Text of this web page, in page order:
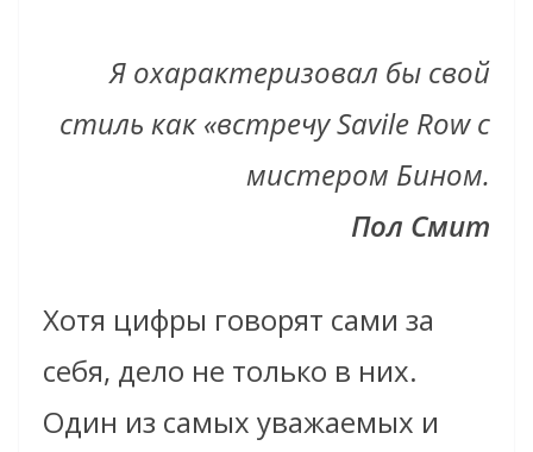
Я охарактеризовал бы свой
стиль как «встречу Savile Row с
мистером Бином.
Пол Смит
Хотя цифры говорят сами за
себя, дело не только в них.
Один из самых уважаемых и